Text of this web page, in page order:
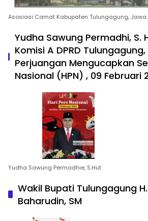
Asosiasi Camat Kabupaten Tulungagung, Jawa
Yudha Sawung Permadhi, S.
Komisi A DPRD Tulungagung,
Perjuangan Mengucapkan
Nasional (HPN) , 09 Februari
Yudha Sawung Permadhie, S.Hut
Wakil Bupati Tulungagung
Baharudin, SM